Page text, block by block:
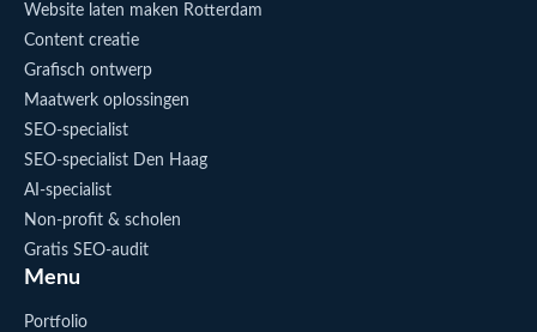
Website laten maken Rotterdam
Content creatie
Grafisch ontwerp
Maatwerk oplossingen
SEO-specialist
SEO-specialist Den Haag
AI-specialist
Non-profit & scholen
Gratis SEO-audit
Menu
Portfolio